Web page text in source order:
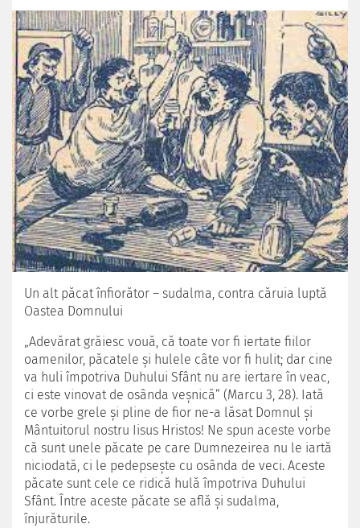
Un alt păcat înfiorător – sudalma, contra căruia luptă
Oastea Domnului
„Adevărat grăiesc vouă, că toate vor fi iertate fiilor
oamenilor, păcatele şi hulele câte vor fi hulit; dar cine
va huli împotriva Duhului Sfânt nu are iertare în veac,
ci este vinovat de osânda veşnică“ (Marcu 3, 28). Iată
ce vorbe grele şi pline de fior ne-a lăsat Domnul şi
Mântuitorul nostru Iisus Hristos! Ne spun aceste vorbe
că sunt unele păcate pe care Dumnezeirea nu le iartă
niciodată, ci le pedepseşte cu osânda de veci. Aceste
păcate sunt cele ce ridică hulă împotriva Duhului
Sfânt. Între aceste păcate se află şi sudalma,
înjurăturile.